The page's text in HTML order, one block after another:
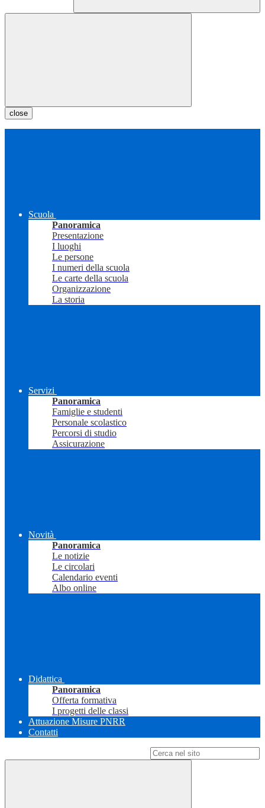
close
Scuola
Panoramica
Presentazione
I luoghi
Le persone
I numeri della scuola
Le carte della scuola
Organizzazione
La storia
Servizi
Panoramica
Famiglie e studenti
Personale scolastico
Percorsi di studio
Assicurazione
Novità
Panoramica
Le notizie
Le circolari
Calendario eventi
Albo online
Didattica
Panoramica
Offerta formativa
I progetti delle classi
Attuazione Misure PNRR
Contatti